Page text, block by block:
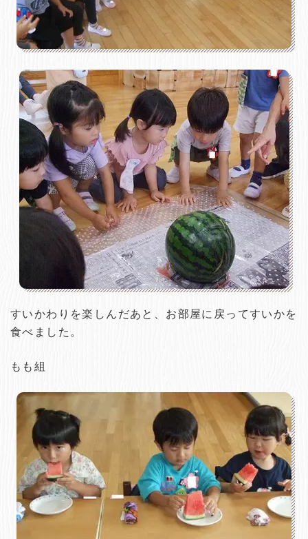
すいかわりを楽しんだあと、お部屋に戻ってすいかを
食べました。
もも組